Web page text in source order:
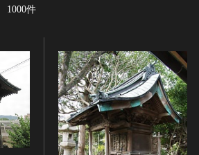
お知らせ一覧
ヘルプ
このサイトについて
関連サイトリンク
サイトマップ
1000件